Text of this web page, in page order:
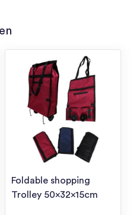
Foldable shopping
Trolley 50x32x15cm